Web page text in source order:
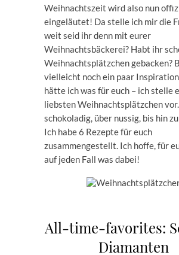
Weihnachtszeit wird also nun
eingeläutet! Da stelle ich mir die
weit seid ihr denn mit eurer
Weihnachtsbäckerei? Habt ihr
Weihnachtsplätzchen gebacken?
vielleicht noch ein paar
hätte ich was für euch – ich stelle
liebsten Weihnachtsplätzchen
schokoladig, über nussig, bis hin
Ich habe 6 Rezepte für euch
zusammengestellt. Ich hoffe, für
auf jeden Fall was dabei!
All-time-favorites:
Diamanten